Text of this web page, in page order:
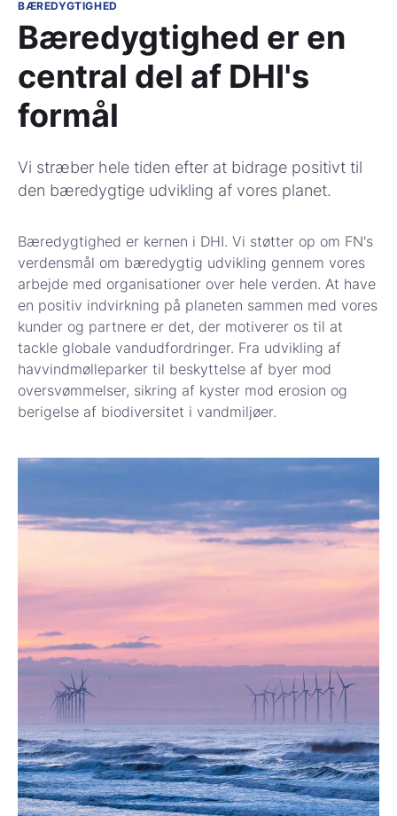
BÆREDYGTIGHED
Bæredygtighed er en
central del af DHI's
formål
Vi stræber hele tiden efter at bidrage positivt til
den bæredygtige udvikling af vores planet.
Bæredygtighed er kernen i DHI. Vi støtter op om FN's
verdensmål om bæredygtig udvikling gennem vores
arbejde med organisationer over hele verden. At have
en positiv indvirkning på planeten sammen med vores
kunder og partnere er det, der motiverer os til at
tackle globale vandudfordringer. Fra udvikling af
havvindmølleparker til beskyttelse af byer mod
oversvømmelser, sikring af kyster mod erosion og
berigelse af biodiversitet i vandmiljøer.